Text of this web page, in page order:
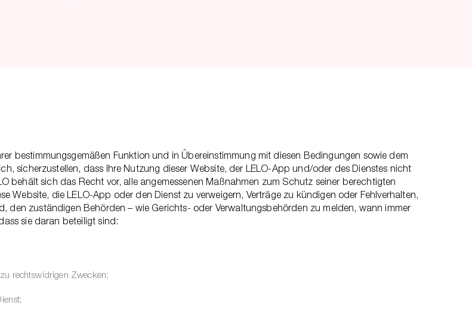
bestimmungsgemäßen Funktion und in Übereinstimmung mit diesen Bedingungen sowie dem
sicherzustellen, dass Ihre Nutzung dieser Website, der LELO-App und/oder des Dienstes nicht
behält sich das Recht vor, alle angemessenen Maßnahmen zum Schutz seiner berechtigten
Website, die LELO-App oder den Dienst zu verweigern, Verträge zu kündigen oder Fehlverhalten,
den zuständigen Behörden – wie Gerichts- oder Verwaltungsbehörden zu melden, wann immer
sie daran beteiligt sind:
rechtswidrigen Zwecken;